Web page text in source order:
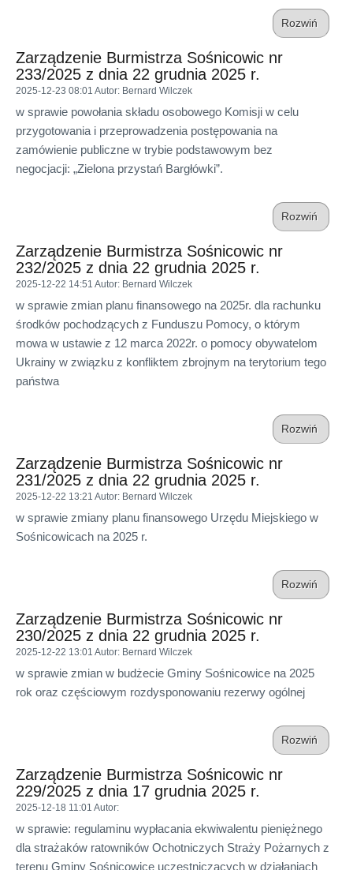
Rozwiń
Zarządzenie Burmistrza Sośnicowic nr
233/2025 z dnia 22 grudnia 2025 r.
2025-12-23 08:01 Autor: Bernard Wilczek
w sprawie powołania składu osobowego Komisji w celu
przygotowania i przeprowadzenia postępowania na
zamówienie publiczne w trybie podstawowym bez
negocjacji: „Zielona przystań Bargłówki”.
Rozwiń
Zarządzenie Burmistrza Sośnicowic nr
232/2025 z dnia 22 grudnia 2025 r.
2025-12-22 14:51 Autor: Bernard Wilczek
w sprawie zmian planu finansowego na 2025r. dla rachunku
środków pochodzących z Funduszu Pomocy, o którym
mowa w ustawie z 12 marca 2022r. o pomocy obywatelom
Ukrainy w związku z konfliktem zbrojnym na terytorium tego
państwa
Rozwiń
Zarządzenie Burmistrza Sośnicowic nr
231/2025 z dnia 22 grudnia 2025 r.
2025-12-22 13:21 Autor: Bernard Wilczek
w sprawie zmiany planu finansowego Urzędu Miejskiego w
Sośnicowicach na 2025 r.
Rozwiń
Zarządzenie Burmistrza Sośnicowic nr
230/2025 z dnia 22 grudnia 2025 r.
2025-12-22 13:01 Autor: Bernard Wilczek
w sprawie zmian w budżecie Gminy Sośnicowice na 2025
rok oraz częściowym rozdysponowaniu rezerwy ogólnej
Rozwiń
Zarządzenie Burmistrza Sośnicowic nr
229/2025 z dnia 17 grudnia 2025 r.
2025-12-18 11:01 Autor:
w sprawie: regulaminu wypłacania ekwiwalentu pieniężnego
dla strażaków ratowników Ochotniczych Straży Pożarnych z
terenu Gminy Sośnicowice uczestniczących w działaniach